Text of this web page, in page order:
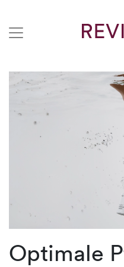
Optimale